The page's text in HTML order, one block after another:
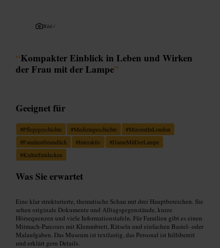
Bild /
“Kompakter Einblick in Leben und Wirken
der Frau mit der Lampe”
Geeignet für
#Pflegegeschichte #Medizingeschichte #MuseenInLondon
#Familienfreundlich #Interaktiv #DameMitDerLampe
#KulturEntdecken
Was Sie erwartet
Eine klar strukturierte, thematische Schau mit drei Hauptbereichen. Sie
sehen originale Dokumente und Alltagsgegenstände, kurze
Hörsequenzen und viele Informationstafeln. Für Familien gibt es einen
Mitmach-Parcours mit Klemmbrett, Rätseln und einfachen Bastel- oder
Malaufgaben. Das Museum ist textlastig, das Personal ist hilfsbereit
und erklärt gern Details.